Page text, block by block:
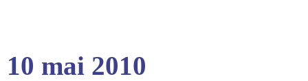
10 mai 2010